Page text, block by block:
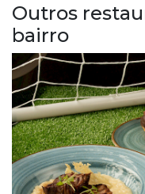
Outros
bairro